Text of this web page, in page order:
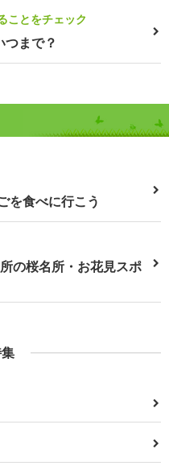
ことをチェック
まで？
を食べに行こう
の桜名所・お花見スポ